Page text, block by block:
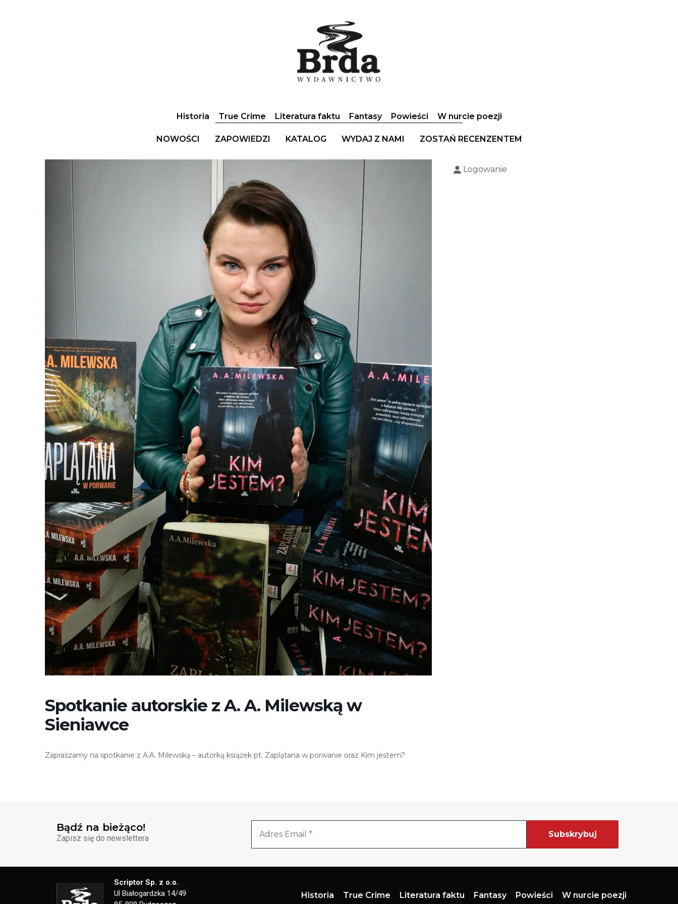
Historia True Crime Literatura faktu Fantasy Powieści W nurcie poezji
NOWOŚCI ZAPOWIEDZI KATALOG WYDAJ Z NAMI ZOSTAŃ RECENZENTEM
Spotkanie autorskie z A. A. Milewską w
Sieniawce
Zapraszamy na spotkanie z A.A. Milewską – autorką książek pt. Zaplątana w porwanie oraz Kim jestem?
Logowanie
Bądź na bieżąco!
Zapisz się do newslettera
Scriptor Sp. z o.o.
Ul Białogardzka 14/49
Historia True Crime Literatura faktu Fantasy Powieści W nurcie poezji